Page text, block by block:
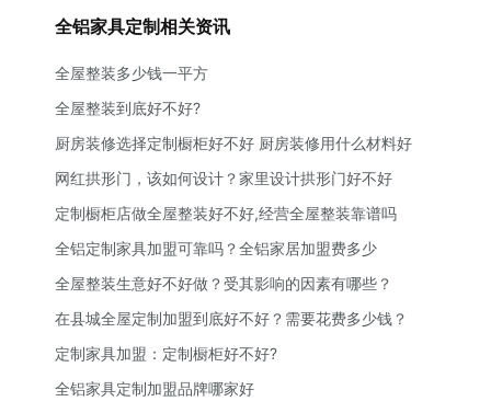
全铝家具定制相关资讯
全屋整装多少钱一平方
全屋整装到底好不好?
厨房装修选择定制橱柜好不好 厨房装修用什么材料好
网红拱形门，该如何设计？家里设计拱形门好不好
定制橱柜店做全屋整装好不好,经营全屋整装靠谱吗
全铝定制家具加盟可靠吗？全铝家居加盟费多少
全屋整装生意好不好做？受其影响的因素有哪些？
在县城全屋定制加盟到底好不好？需要花费多少钱？
定制家具加盟：定制橱柜好不好?
全铝家具定制加盟品牌哪家好